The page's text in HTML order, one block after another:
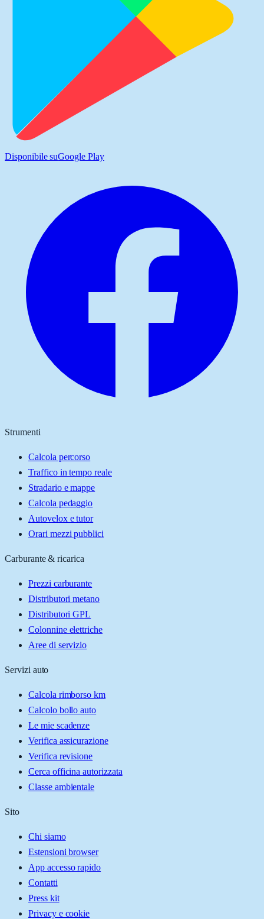
Disponibile suGoogle Play
Strumenti
Calcola percorso
Traffico in tempo reale
Stradario e mappe
Calcola pedaggio
Autovelox e tutor
Orari mezzi pubblici
Carburante & ricarica
Prezzi carburante
Distributori metano
Distributori GPL
Colonnine elettriche
Aree di servizio
Servizi auto
Calcola rimborso km
Calcolo bollo auto
Le mie scadenze
Verifica assicurazione
Verifica revisione
Cerca officina autorizzata
Classe ambientale
Sito
Chi siamo
Estensioni browser
App accesso rapido
Contatti
Press kit
Privacy e cookie